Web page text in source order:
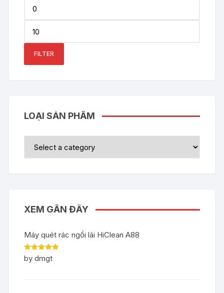
FILTER
LOẠI SẢN PHẨM
XEM GẦN ĐÂY
Máy quét rác ngồi lái HiClean A88
Rated5out
of 5
by dmgt